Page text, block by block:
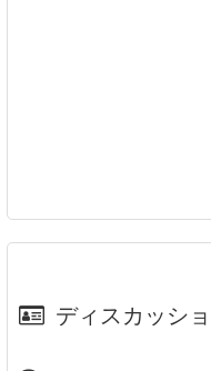
ディスカッシ